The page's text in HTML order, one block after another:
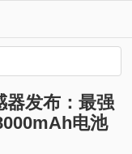
器发布：最强
电池